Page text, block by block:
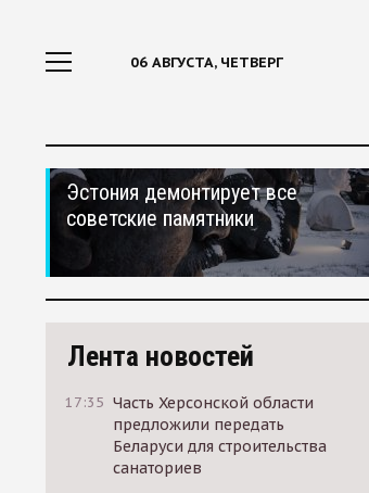
06 АВГУСТА, ЧЕТВЕРГ
Эстония демонтирует все
советские памятники
Лента новостей
17:35 Часть Херсонской области
предложили передать
Беларуси для строительства
санаториев